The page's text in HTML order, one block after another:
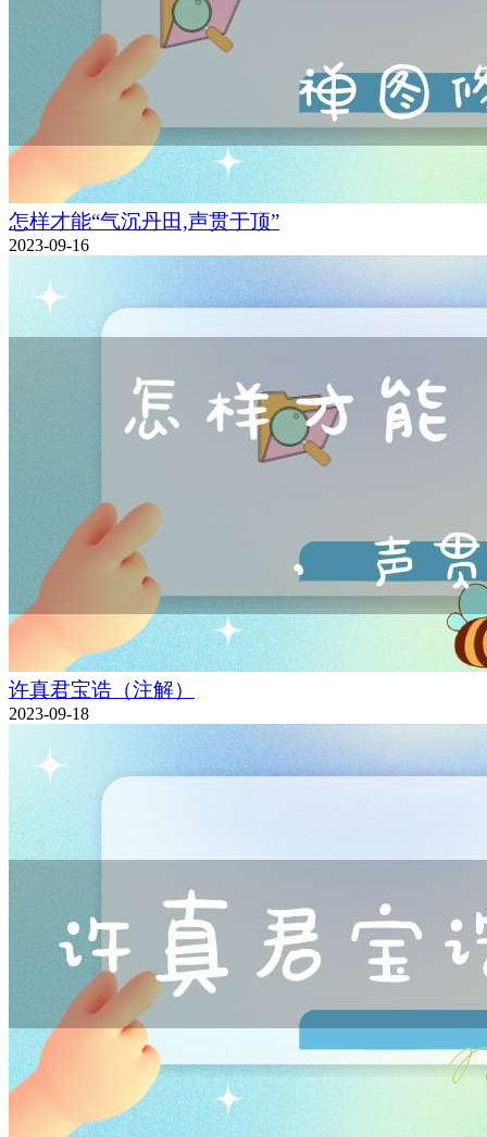
怎样才能“气沉丹田,声贯于顶”
2023-09-16
许真君宝诰（注解）
2023-09-18